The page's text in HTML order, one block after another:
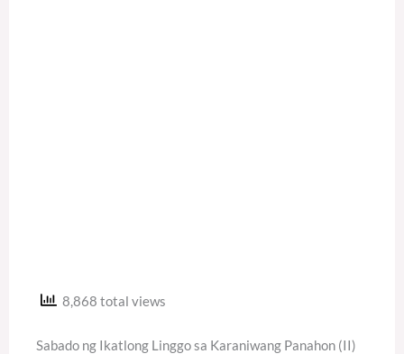
8,868 total views
Sabado ng Ikatlong Linggo sa Karaniwang Panahon (II)